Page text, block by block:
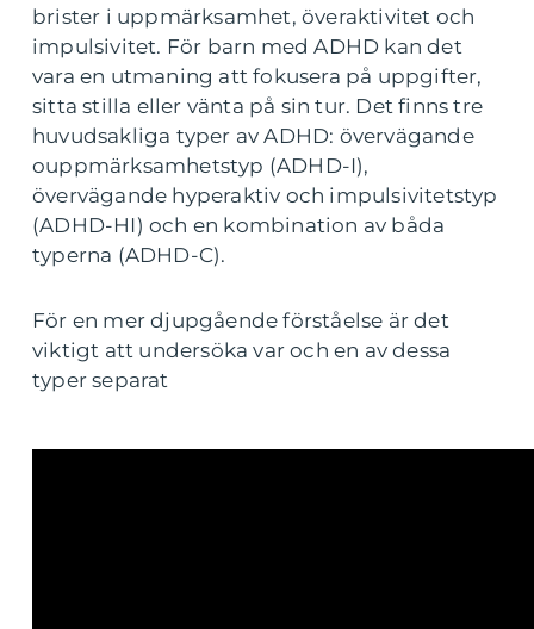
brister i uppmärksamhet, överaktivitet och
impulsivitet. För barn med ADHD kan det
vara en utmaning att fokusera på uppgifter,
sitta stilla eller vänta på sin tur. Det finns tre
huvudsakliga typer av ADHD: övervägande
ouppmärksamhetstyp (ADHD-I),
övervägande hyperaktiv och impulsivitetstyp
(ADHD-HI) och en kombination av båda
typerna (ADHD-C).
För en mer djupgående förståelse är det
viktigt att undersöka var och en av dessa
typer separat